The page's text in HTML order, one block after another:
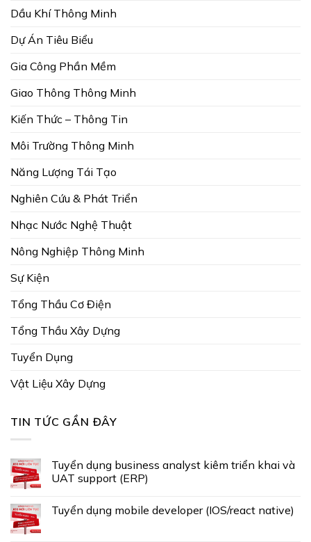
Dầu Khí Thông Minh
Dự Án Tiêu Biểu
Gia Công Phần Mềm
Giao Thông Thông Minh
Kiến Thức – Thông Tin
Môi Trường Thông Minh
Năng Lượng Tái Tạo
Nghiên Cứu & Phát Triển
Nhạc Nước Nghệ Thuật
Nông Nghiệp Thông Minh
Sự Kiện
Tổng Thầu Cơ Điện
Tổng Thầu Xây Dựng
Tuyển Dụng
Vật Liệu Xây Dựng
TIN TỨC GẦN ĐÂY
Tuyển dụng business analyst kiêm triển khai và
UAT support (ERP)
Tuyển dụng mobile developer (IOS/react native)